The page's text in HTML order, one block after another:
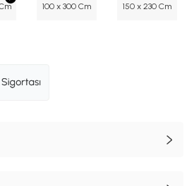
100 x 300 Cm 150 x 230 Cm